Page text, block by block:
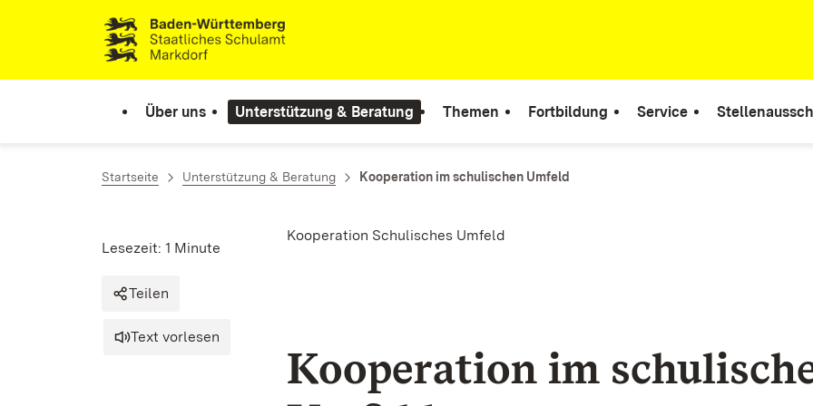
Zum Inhalt springen
Link zur Startseite
Über uns Unterstützung & Beratung Themen Fortbildung Service
Startseite Unterstützung & Beratung Kooperation im schulischen Umfeld
Kooperation Schulisches Umfeld
Lesezeit: 1 Minute
Teilen
Text vorlesen
Kooperation im